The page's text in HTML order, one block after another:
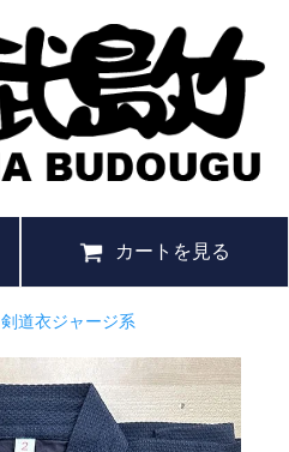
カートを見る
剣道衣ジャージ系